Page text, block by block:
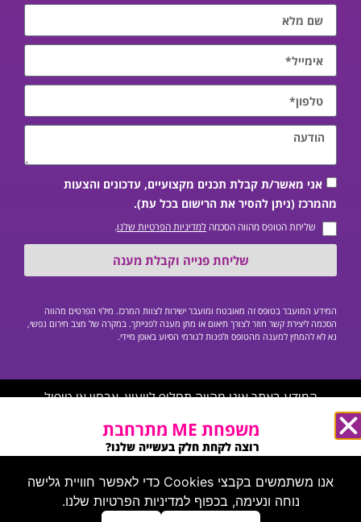
אני מאשר/ת קבלת תכנים מקצועיים, עדכונים והצעות
מהמרכז (ניתן להסיר את הרישום בכל עת).
שליחת הטופס מהווה הסכמה למדיניות הפרטיות שלנו.
שליחת פנייה וקבלת מענה
המידע המועבר בטופס זה מאובטח ומועבר ישירות לצוות המרכז. מילוי הפרטים מהווה
הסכמה ליצירת קשר חוזר לצורך תיאום או מתן מענה לפנייתך. במקרה של מצב חירום נפשי,
נא לא להמתין למענה מהטופס ולפנות לגורמי הסיוע באופן מיידי.
המידע באתר אינו מהווה תחליף לייעוץ, אבחון או טיפול
פסיכיאטרי/פסיכולוגי פרטני על ידי איש מקצוע מוסמך, ואינו יכול
לשמש כחוות דעת רפואית.
אנו משתמשים בקבצי Cookies כדי לאפשר חוויית גלישה
נוחה ונעימה, בכפוף למדיניות הפרטיות שלנו.
משפחת ME מתרחבת
רוצה לקחת חלק בעשייה שלנו?
מחפשים אותך בעמוד הזה ←